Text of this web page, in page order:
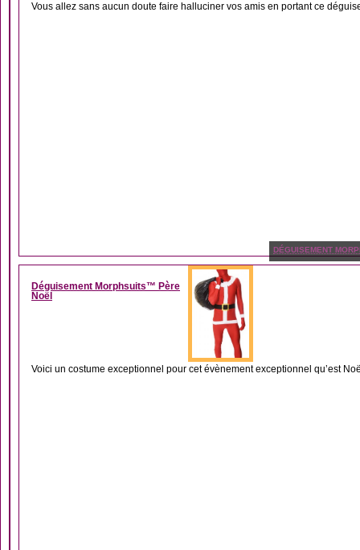
Vous allez sans aucun doute faire halluciner vos amis en portant ce
DÉGUISEMENT
Déguisement Morphsuits™ Père
Noël
Voici un costume exceptionnel pour cet évènement exceptionnel qu’est